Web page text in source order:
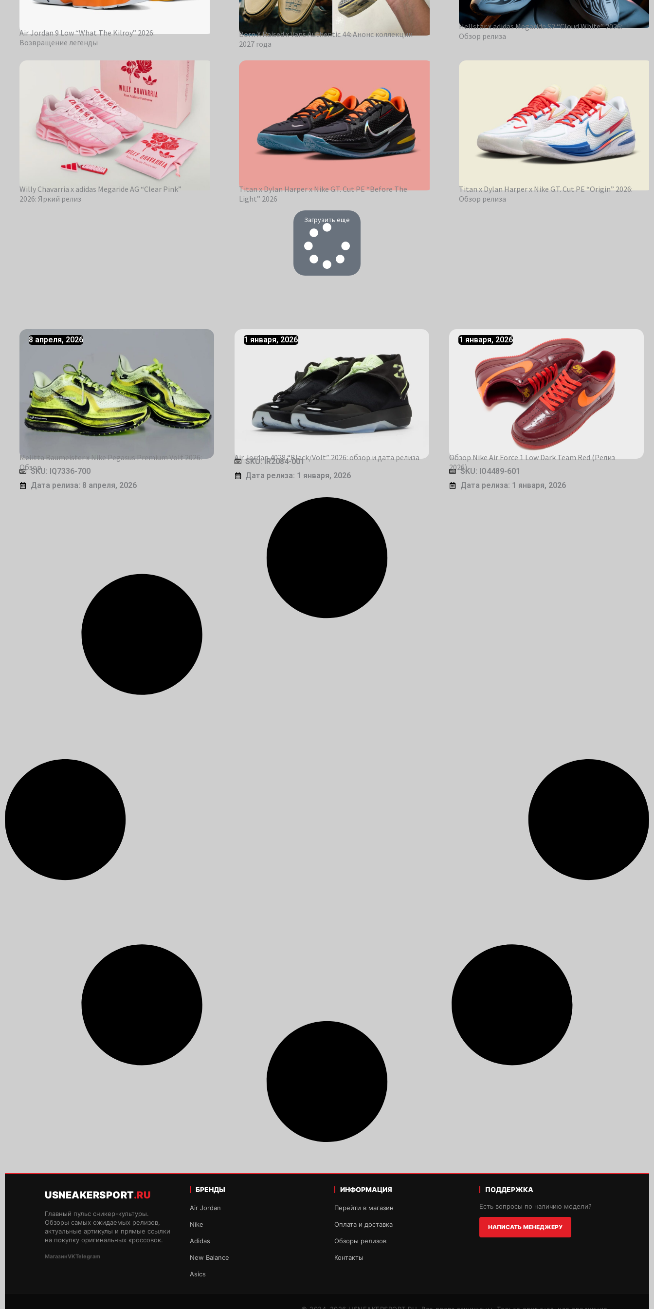
Air Jordan 9 Low “What The Kilroy” 2026:
Возвращение легенды
Born X Raised x Vans Authentic 44: Анонс коллекции
2027 года
Hellstar x adidas Megaride S2 “Cloud White” 2026:
Обзор релиза
Willy Chavarria x adidas Megaride AG “Clear Pink”
2026: Яркий релиз
Titan x Dylan Harper x Nike G.T. Cut PE “Before The
Light” 2026
Titan x Dylan Harper x Nike G.T. Cut PE “Origin” 2026:
Обзор релиза
Загрузить еще
8 апреля, 2026
Melitta Baumeister x Nike Pegasus Premium Volt 2026:
ОбзорSKU: IQ7336-700
Дата релиза: 8 апреля, 2026
1 января, 2026
Air Jordan 4028 “Black/Volt” 2026: обзор и дата релиза
SKU: IR2084-001
Дата релиза: 1 января, 2026
1 января, 2026
Обзор Nike Air Force 1 Low Dark Team Red (Релиз
2026)SKU: IO4489-601
Дата релиза: 1 января, 2026
USNEAKERSPORT.RU
Главный пульс сникер-культуры.
Обзоры самых ожидаемых релизов,
актуальные артикулы и прямые ссылки
на покупку оригинальных кроссовок.
МагазинVKTelegram
БРЕНДЫ
Air Jordan
Nike
Adidas
New Balance
Asics
ИНФОРМАЦИЯ
Перейти в магазин
Оплата и доставка
Обзоры релизов
Контакты
ПОДДЕРЖКА
Есть вопросы по наличию модели?
НАПИСАТЬ МЕНЕДЖЕРУ